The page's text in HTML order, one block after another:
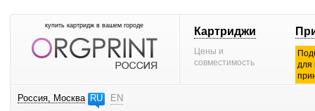
купить картридж в вашем городе Картриджи
Цены и
совместимость
для
Россия, Москва RU EN